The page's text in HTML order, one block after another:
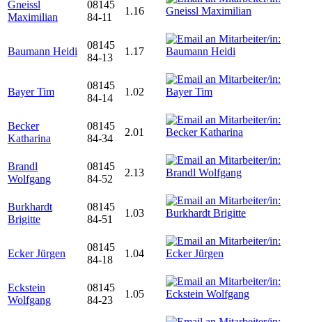
Gneissl
Maximilian
08145
84-11
1.16
Baumann Heidi
08145
84-13
1.17
Bayer Tim
08145
84-14
1.02
Becker
Katharina
08145
84-34
2.01
Brandl
Wolfgang
08145
84-52
2.13
Burkhardt
Brigitte
08145
84-51
1.03
Ecker Jürgen
08145
84-18
1.04
Eckstein
Wolfgang
08145
84-23
1.05